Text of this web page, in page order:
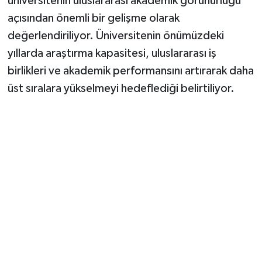
açısından önemli bir gelişme olarak
değerlendiriliyor. Üniversitenin önümüzdeki
yıllarda araştırma kapasitesi, uluslararası iş
birlikleri ve akademik performansını artırarak daha
üst sıralara yükselmeyi hedeflediği belirtiliyor.